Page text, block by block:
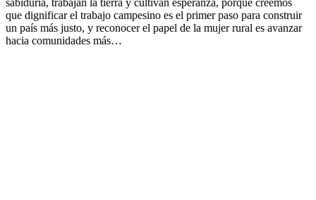
sabiduría, trabajan la tierra y cultivan esperanza, porque creemos
que dignificar el trabajo campesino es el primer paso para construir
un país más justo, y reconocer el papel de la mujer rural es avanzar
hacia comunidades más…